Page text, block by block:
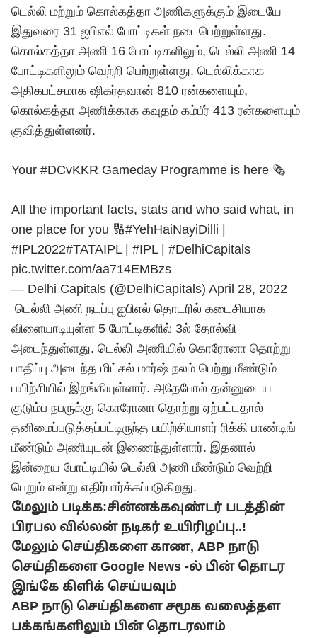
டெல்லி மற்றும் கொல்கத்தா அணிகளுக்கும் இடையே
இதுவரை 31 ஐபிஎல் போட்டிகள் நடைபெற்றுள்ளது.
கொல்கத்தா அணி 16 போட்டிகளிலும், டெல்லி அணி 14
போட்டிகளிலும் வெற்றி பெற்றுள்ளது. டெல்லிக்காக
அதிகபட்சமாக ஷிகர்தவான் 810 ரன்களையும்,
கொல்கத்தா அணிக்காக கவுதம் கம்பீர் 413 ரன்களையும்
குவித்துள்ளனர்.
Your #DCvKKR Gameday Programme is here 🗞️
All the important facts, stats and who said what, in
one place for you 🔢#YehHaiNayiDilli
#IPL2022#TATAIPL| #IPL| #DelhiCapitals
pic.twitter.com/aa714EMBzs
— Delhi Capitals (@DelhiCapitals) April 28, 2022
டெல்லி அணி நடப்பு ஐபிஎல் தொடரில் கடைசியாக
விளையாடியுள்ள 5 போட்டிகளில் 3ல் தோல்வி
அடைந்துள்ளது. டெல்லி அணியில் கொரோனா தொற்று
பாதிப்பு அடைந்த மிட்சல் மார்ஷ் நலம் பெற்று மீண்டும்
பயிற்சியில் இறங்கியுள்ளார். அதேபோல் தன்னுடைய
குடும்ப நபருக்கு கொரோனா தொற்று ஏற்பட்டதால்
தனிமைப்படுத்தப்பட்டிருந்த பயிற்சியாளர் ரிக்கி பாண்டிங்
மீண்டும் அணியுடன் இணைந்துள்ளார். இதனால்
இன்றைய போட்டியில் டெல்லி அணி மீண்டும் வெற்றி
பெறும் என்று எதிர்பார்க்கப்படுகிறது.
மேலும் படிக்க:சின்னக்கவுண்டர் படத்தின்
பிரபல வில்லன் நடிகர் உயிரிழப்பு..!
மேலும் செய்திகளை காண, ABP நாடு
செய்திகளை Google News -ல் பின் தொடர
இங்கே கிளிக் செய்யவும்
ABP நாடு செய்திகளை சமூக வலைத்தள
பக்கங்களிலும் பின் தொடரலாம்